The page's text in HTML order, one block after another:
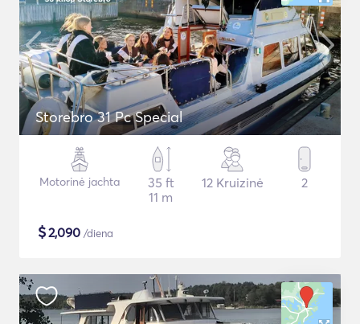
Storebro 31 Pc Special
Motorinė jachta
35 ft
11 m
12 Kruizinė 2
$2,090 /diena